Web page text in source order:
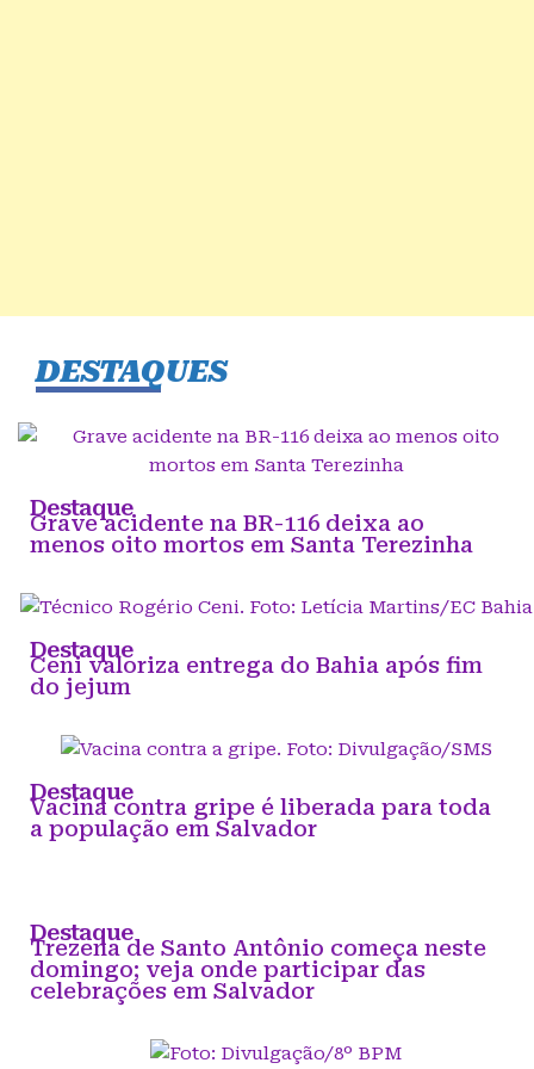
DESTAQUES
Destaque
Grave acidente na BR-116 deixa ao
menos oito mortos em Santa Terezinha
Destaque
Ceni valoriza entrega do Bahia após fim
do jejum
Destaque
Vacina contra gripe é liberada para toda
a população em Salvador
Destaque
Trezena de Santo Antônio começa neste
domingo; veja onde participar das
celebrações em Salvador